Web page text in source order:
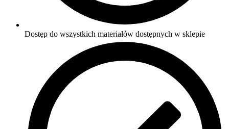
Dostęp do wszystkich materiałów dostępnych w sklepie